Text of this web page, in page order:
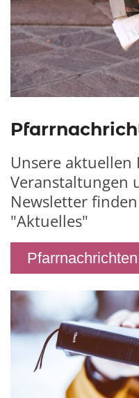
Unsere
Veranstaltungen
Newsletter
"Aktuelles"